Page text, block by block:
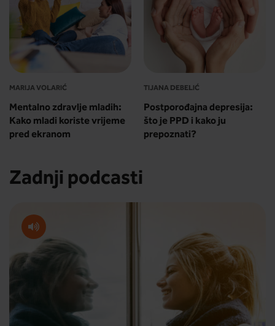
MARIJA VOLARIĆ
Mentalno zdravlje mladih:
Kako mladi koriste vrijeme
pred ekranom
TIJANA DEBELIĆ
Postporođajna depresija:
što je PPD i kako ju
prepoznati?
Zadnji podcasti